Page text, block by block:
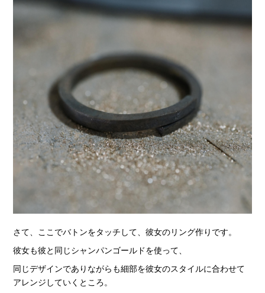
さて、ここでバトンをタッチして、彼女のリング作りです。
彼女も彼と同じシャンパンゴールドを使って、
同じデザインでありながらも細部を彼女のスタイルに合わせて
アレンジしていくところ。